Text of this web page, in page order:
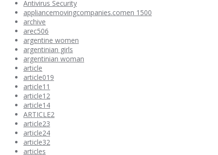
Antivirus Security
appliancemovingcompanies.comen 1500
archive
arec506
argentine women
argentinian girls
argentinian woman
article
article019
article11
article12
article14
ARTICLE2
article23
article24
article32
articles